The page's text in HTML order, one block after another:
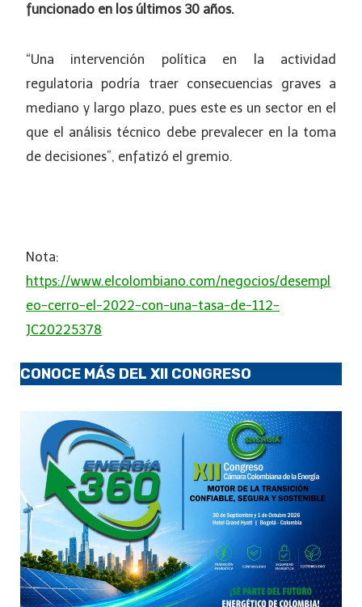
funcionado en los últimos 30 años.
“Una intervención política en la actividad
regulatoria podría traer consecuencias graves a
mediano y largo plazo, pues este es un sector en el
que el análisis técnico debe prevalecer en la toma
de decisiones”, enfatizó el gremio.
Nota:
https://www.elcolombiano.com/negocios/desempl
eo-cerro-el-2022-con-una-tasa-de-112-
JC20225378
CONOCE MÁS DEL XII CONGRESO